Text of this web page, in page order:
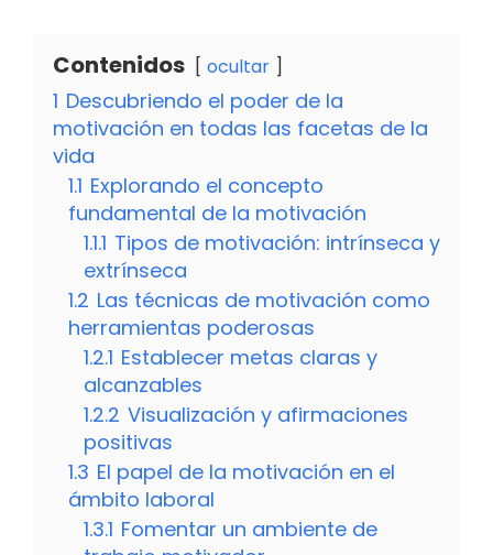
Contenidos ocultar
1 Descubriendo el poder de la
motivación en todas las facetas de la
vida
1.1 Explorando el concepto
fundamental de la motivación
1.1.1 Tipos de motivación: intrínseca y
extrínseca
1.2 Las técnicas de motivación como
herramientas poderosas
1.2.1 Establecer metas claras y
alcanzables
1.2.2 Visualización y afirmaciones
positivas
1.3 El papel de la motivación en el
ámbito laboral
1.3.1 Fomentar un ambiente de